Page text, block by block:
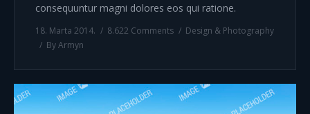
consequuntur magni dolores eos qui ratione.
18. Marta 2014. 8.622 Comments
Design & Photography
ByArmyn